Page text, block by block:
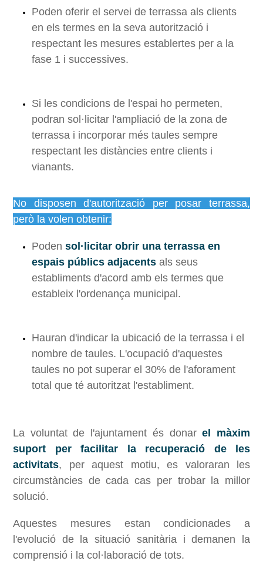
Poden oferir el servei de terrassa als clients
en els termes en la seva autorització i
respectant les mesures establertes per a la
fase 1 i successives.
Si les condicions de l'espai ho permeten,
podran sol·licitar l'ampliació de la zona de
terrassa i incorporar més taules sempre
respectant les distàncies entre clients i
vianants.
No disposen d'autorització per posar terrassa,
però la volen obtenir:
Poden sol·licitar obrir una terrassa en
espais públics adjacents als seus
establiments d'acord amb els termes que
estableix l'ordenança municipal.
Hauran d'indicar la ubicació de la terrassa i el
nombre de taules. L'ocupació d'aquestes
taules no pot superar el 30% de l'aforament
total que té autoritzat l'establiment.
La voluntat de l'ajuntament és donarel màxim
suport per facilitar la recuperació de les
activitats, per aquest motiu, es valoraran les
circumstàncies de cada cas per trobar la millor
solució.
Aquestes mesures estan condicionades a
l'evolució de la situació sanitària i demanen la
comprensió i la col·laboració de tots.